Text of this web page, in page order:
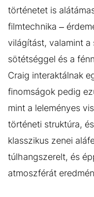
történetet is
filmtechnika –
világítást, valamint a
sötétséggel és a
Craig interaktálnak
finomságok pedig
mint a leleményes
történeti struktúra,
klasszikus zenei
túlhangszerelt, és
atmoszférát